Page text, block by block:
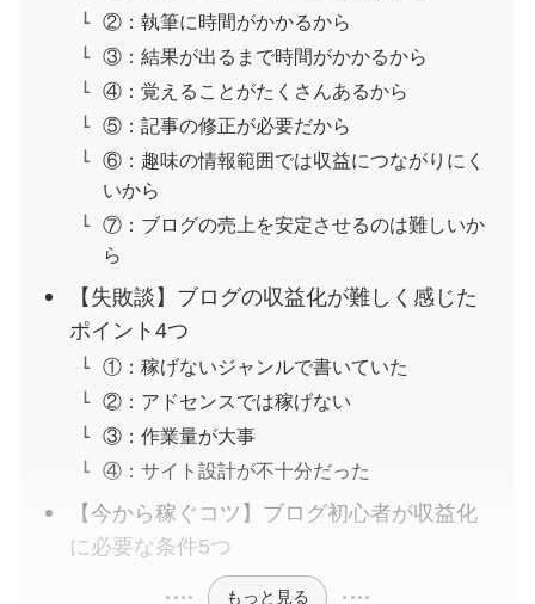
②：執筆に時間がかかるから
③：結果が出るまで時間がかかるから
④：覚えることがたくさんあるから
⑤：記事の修正が必要だから
⑥：趣味の情報範囲では収益につながりにく
いから
⑦：ブログの売上を安定させるのは難しいか
ら
【失敗談】ブログの収益化が難しく感じた
ポイント4つ
①：稼げないジャンルで書いていた
②：アドセンスでは稼げない
③：作業量が大事
④：サイト設計が不十分だった
【今から稼ぐコツ】ブログ初心者が収益化
に必要な条件5つ
もっと見る